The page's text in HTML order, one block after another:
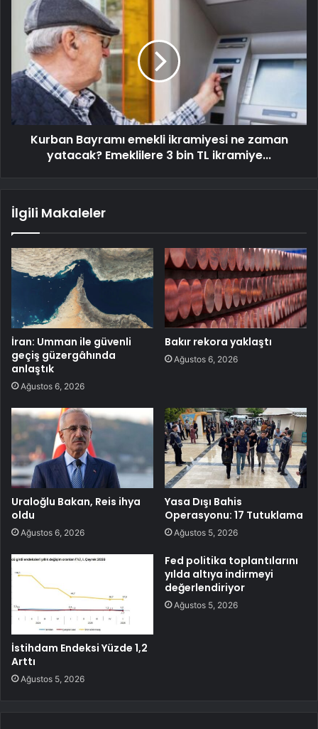
Kurban Bayramı emekli ikramiyesi ne zaman
yatacak? Emeklilere 3 bin TL ikramiye...
İlgili Makaleler
İran: Umman ile güvenli
geçiş güzergâhında
anlaştık
Ağustos 6, 2026
Bakır rekora yaklaştı
Ağustos 6, 2026
Uraloğlu Bakan, Reis ihya
oldu
Ağustos 6, 2026
Yasa Dışı Bahis
Operasyonu: 17 Tutuklama
Ağustos 5, 2026
İstihdam Endeksi Yüzde 1,2
Arttı
Ağustos 5, 2026
Fed politika toplantılarını
yılda altıya indirmeyi
değerlendiriyor
Ağustos 5, 2026